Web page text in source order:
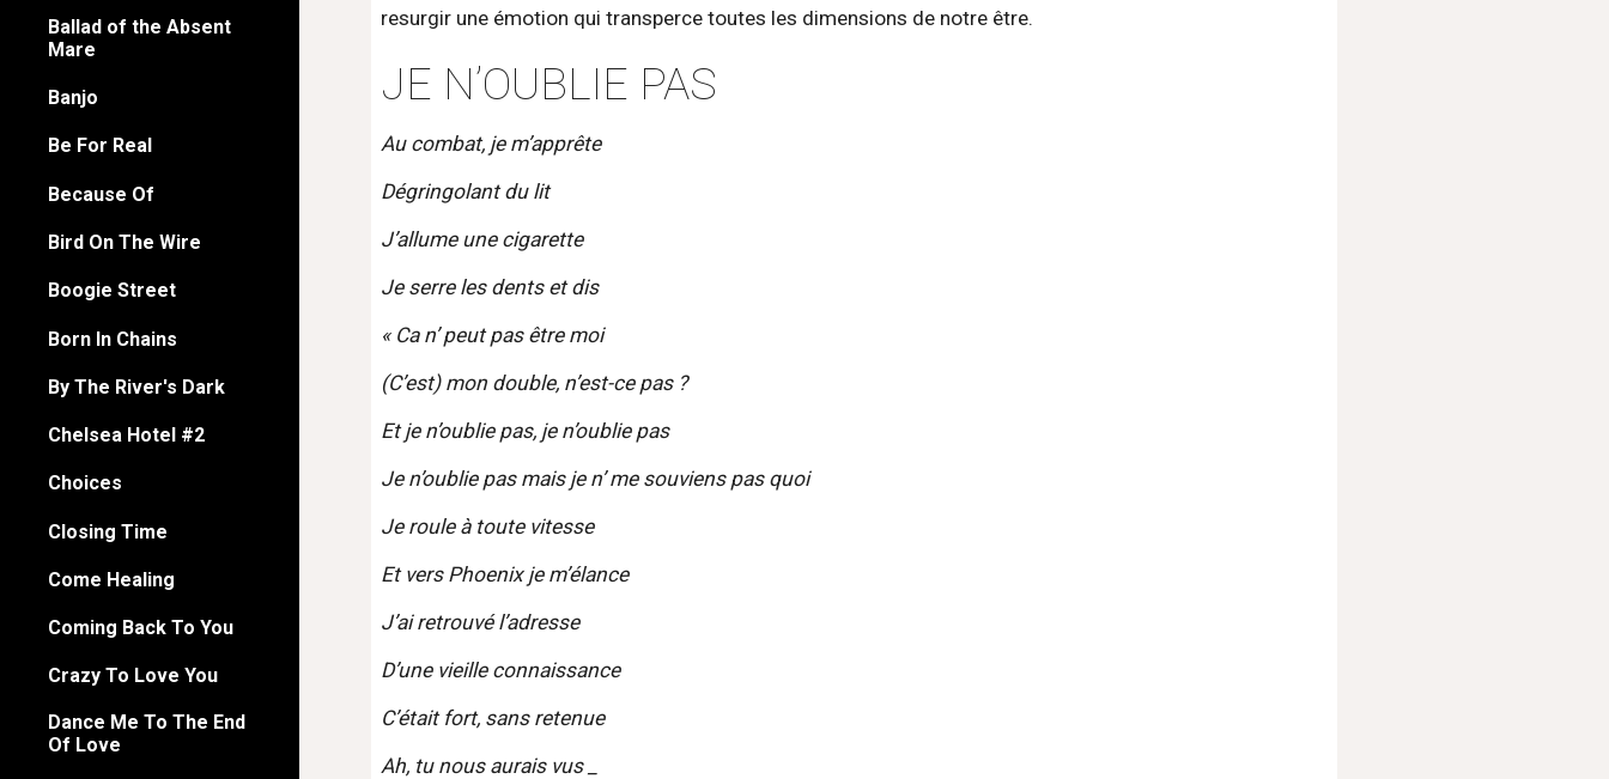
Ballad of the Absent
Mare
Banjo
Be For Real
Because Of
Bird On The Wire
Boogie Street
Born In Chains
By The River's Dark
Chelsea Hotel #2
Choices
Closing Time
Come Healing
Coming Back To You
Crazy To Love You
Dance Me To The End
Of Love
resurgir une émotion qui transperce toutes les dimensions de notre être.
JE N’OUBLIE PAS
Au combat, je m’apprête
Dégringolant du lit
J’allume une cigarette
Je serre les dents et dis
« Ca n’ peut pas être moi
(C’est) mon double, n’est-ce pas ?
Et je n’oublie pas, je n’oublie pas
Je n’oublie pas mais je n’ me souviens pas quoi
Je roule à toute vitesse
Et vers Phoenix je m’élance
J’ai retrouvé l’adresse
D’une vieille connaissance
C’était fort, sans retenue
Ah, tu nous aurais vus _